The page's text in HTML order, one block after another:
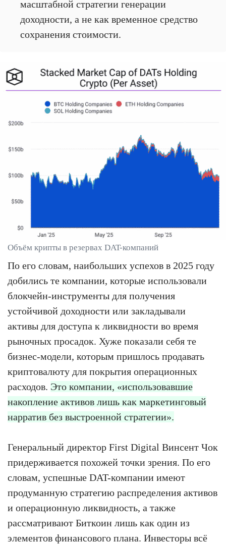
масштабной стратегии генерации
доходности, а не как временное средство
сохранения стоимости.
Объём крипты в резервах DAT-компаний
По его словам, наибольших успехов в 2025 году
добились те компании, которые использовали
блокчейн-инструменты для получения
устойчивой доходности или закладывали
активы для доступа к ликвидности во время
рыночных просадок. Хуже показали себя те
бизнес-модели, которым пришлось продавать
криптовалюту для покрытия операционных
расходов. Это компании, «использовавшие
накопление активов лишь как маркетинговый
нарратив без выстроенной стратегии».
Генеральный директор First Digital Винсент Чок
придерживается похожей точки зрения. По его
словам, успешные DAT-компании имеют
продуманную стратегию распределения активов
и операционную ликвидность, а также
рассматривают Биткоин лишь как один из
элементов финансового плана. Инвесторы всё